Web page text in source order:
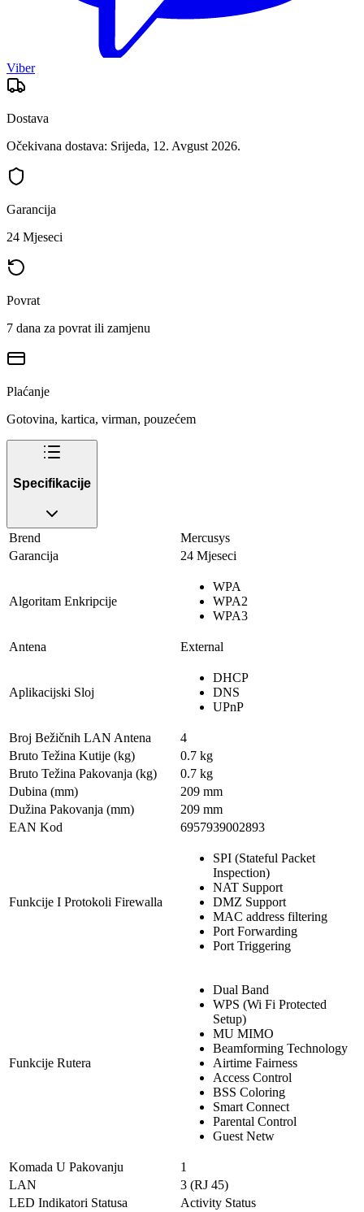
Viber
Dostava
Očekivana dostava: Srijeda, 12. Avgust 2026.
Garancija
24 Mjeseci
Povrat
7 dana za povrat ili zamjenu
Plaćanje
Gotovina, kartica, virman, pouzećem
Specifikacije
Brend
Mercusys
Garancija
24 Mjeseci
Algoritam Enkripcije
WPA
WPA2
WPA3
Antena External
Aplikacijski Sloj
DHCP
DNS
UPnP
Broj Bežičnih LAN Antena
4
Bruto Težina Kutije (kg)
0.7 kg
Bruto Težina Pakovanja (kg)
0.7 kg
Dubina (mm)
209 mm
Dužina Pakovanja (mm)
209 mm
EAN Kod
6957939002893
Funkcije I Protokoli Firewalla
SPI (Stateful Packet
Inspection)
NAT Support
DMZ Support
MAC address filtering
Port Forwarding
Port Triggering
Funkcije Rutera
Dual Band
WPS (Wi Fi Protected
Setup)
MU MIMO
Beamforming Technology
Airtime Fairness
Access Control
BSS Coloring
Smart Connect
Parental Control
Guest Netw
Komada U Pakovanju
1
LAN
3 (RJ 45)
LED Indikatori Statusa
Activity Status